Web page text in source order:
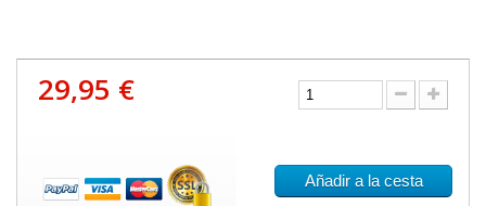
29,95 €
Añadir a la cesta